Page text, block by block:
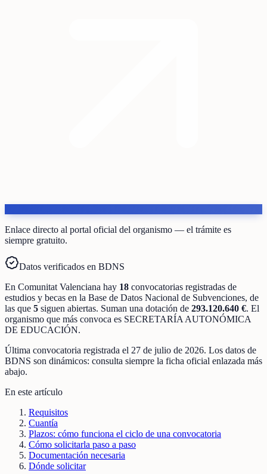
Enlace directo al portal oficial del organismo — el trámite es
siempre gratuito.
Datos verificados en BDNS
En Comunitat Valenciana hay 18 convocatorias registradas de
estudios y becas en la Base de Datos Nacional de Subvenciones, de
las que 5 siguen abiertas. Suman una dotación de 293.120.640 €. El
organismo que más convoca es SECRETARÍA AUTONÓMICA
DE EDUCACIÓN.
Última convocatoria registrada el 27 de julio de 2026. Los datos de
BDNS son dinámicos: consulta siempre la ficha oficial enlazada más
abajo.
En este artículo
Requisitos
Cuantía
Plazos: cómo funciona el ciclo de una convocatoria
Cómo solicitarla paso a paso
Documentación necesaria
Dónde solicitar